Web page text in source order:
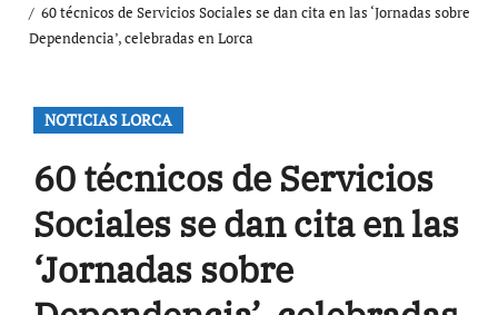
60 técnicos de Servicios Sociales se dan cita en las ‘Jornadas sobre
Dependencia’, celebradas en Lorca
NOTICIAS LORCA
60 técnicos de Servicios
Sociales se dan cita en las
‘Jornadas sobre